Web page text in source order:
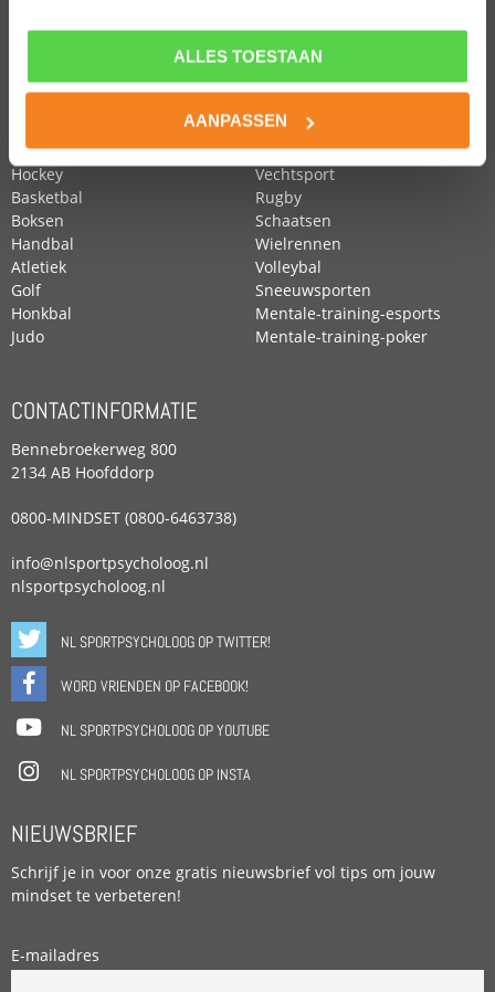
ALLES TOESTAAN
AANPASSEN
POPULAIRE SPORTEN
Paardensport
Hockey
Basketbal
Boksen
Handbal
Atletiek
Golf
Honkbal
Judo
Tennis
Turnen
Vechtsport
Rugby
Schaatsen
Wielrennen
Volleybal
Sneeuwsporten
Mentale-training-esports
Mentale-training-poker
CONTACTINFORMATIE
Bennebroekerweg 800
2134 AB Hoofddorp
0800-MINDSET (0800-6463738)
info@nlsportpsycholoog.nl
nlsportpsycholoog.nl
NL SPORTPSYCHOLOOG OP TWITTER!
WORD VRIENDEN OP FACEBOOK!
NL SPORTPSYCHOLOOG OP YOUTUBE
NL SPORTPSYCHOLOOG OP INSTA
NIEUWSBRIEF
Schrijf je in voor onze gratis nieuwsbrief vol tips om jouw
mindset te verbeteren!
E-mailadres